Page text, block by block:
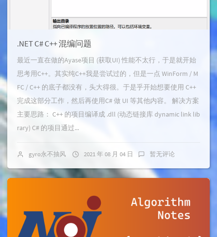
.NET C# C++ 混编问题
最近一直在做的Ayase项目 (获取UI) 性能不太行，于是就开始
思考用C++。其实纯C++我是尝试过的，但是一点 WinForm / M
FC / C++ 的底子都没有，头大得很。于是乎开始想要使用 C++
完成这部分工作，然后再使用C# 做 UI 等其他内容。 解决方案
主要思路： C++ 的项目编译成 .dll (动态链接库 dynamic link lib
rary) C# 的项目通过...
gyro永不抽风 2021 年 08 月 04 日 暂无评论